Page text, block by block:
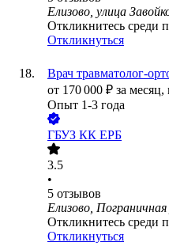
Елизово, улица
Откликнитесь среди
Откликнуться
Врач травматолог-
от 170 000 ₽ за месяц,
Опыт 1-3 года
ГБУЗ КК ЕРБ
3.5
•
5 отзывов
Елизово,
Откликнитесь среди
Откликнуться